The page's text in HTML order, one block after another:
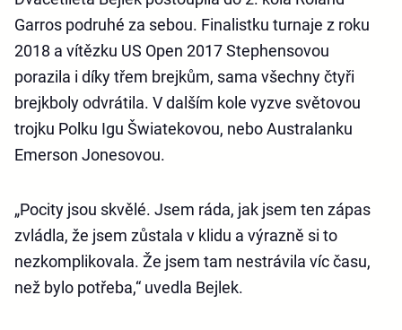
Garros podruhé za sebou. Finalistku turnaje z roku
2018 a vítězku US Open 2017 Stephensovou
porazila i díky třem brejkům, sama všechny čtyři
brejkboly odvrátila. V dalším kole vyzve světovou
trojku Polku Igu Šwiatekovou, nebo Australanku
Emerson Jonesovou.
„Pocity jsou skvělé. Jsem ráda, jak jsem ten zápas
zvládla, že jsem zůstala v klidu a výrazně si to
nezkomplikovala. Že jsem tam nestrávila víc času,
než bylo potřeba,“ uvedla Bejlek.